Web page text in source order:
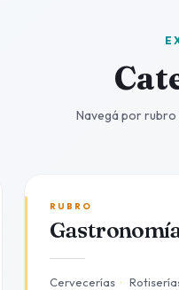
Navegá por rubro
RUBRO
Cervecerías ·